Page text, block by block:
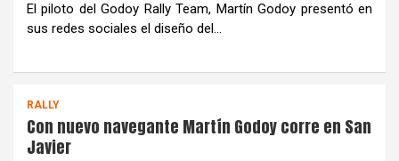
El piloto del Godoy Rally Team, Martín Godoy presentó en
sus redes sociales el diseño del…
RALLY
Con nuevo navegante Martín Godoy corre en San
Javier